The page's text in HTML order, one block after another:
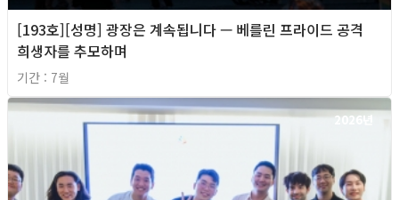
[193호][성명] 광장은 계속됩니다 — 베를린 프라이드 공격
희생자를 추모하며
기간 : 7월
2026년